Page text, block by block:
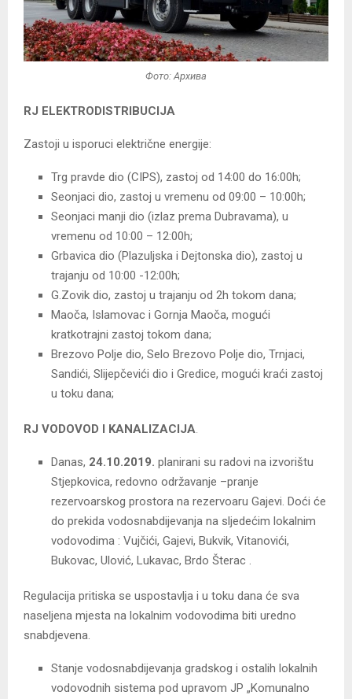
Фото: Архива
RJ ELEKTRODISTRIBUCIJA
Zastoji u isporuci električne energije:
Trg pravde dio (CIPS), zastoj od 14:00 do 16:00h;
Seonjaci dio, zastoj u vremenu od 09:00 – 10:00h;
Seonjaci manji dio (izlaz prema Dubravama), u
vremenu od 10:00 – 12:00h;
Grbavica dio (Plazuljska i Dejtonska dio), zastoj u
trajanju od 10:00 -12:00h;
G.Zovik dio, zastoj u trajanju od 2h tokom dana;
Maoča, Islamovac i Gornja Maoča, mogući
kratkotrajni zastoj tokom dana;
Brezovo Polje dio, Selo Brezovo Polje dio, Trnjaci,
Sandići, Slijepčevići dio i Gredice, mogući kraći zastoj
u toku dana;
RJ VODOVOD I KANALIZACIJA.
Danas, 24.10.2019. planirani su radovi na izvorištu
Stjepkovica, redovno održavanje –pranje
rezervoarskog prostora na rezervoaru Gajevi. Doći će
do prekida vodosnabdijevanja na sljedećim lokalnim
vodovodima : Vujčići, Gajevi, Bukvik, Vitanovići,
Bukovac, Ulović, Lukavac, Brdo Šterac .
Regulacija pritiska se uspostavlja i u toku dana će sva
naseljena mjesta na lokalnim vodovodima biti uredno
snabdjevena.
Stanje vodosnabdijevanja gradskog i ostalih lokalnih
vodovodnih sistema pod upravom JP „Komunalno